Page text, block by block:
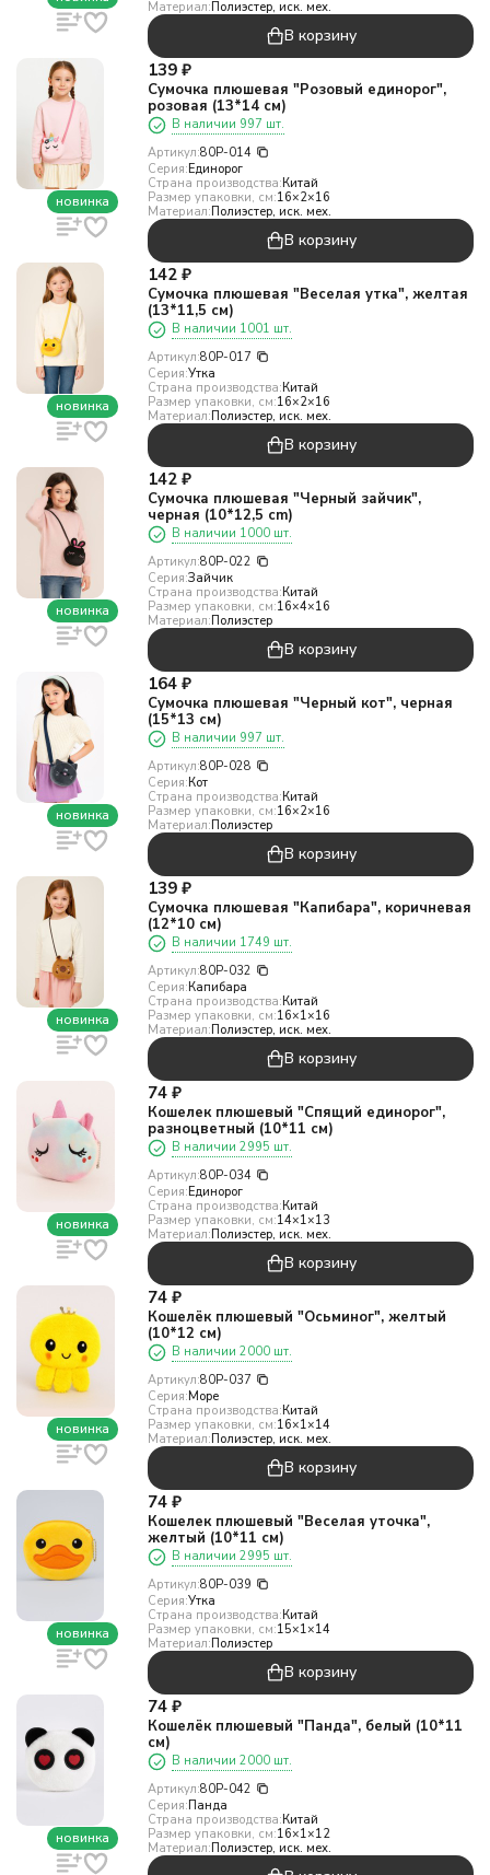
Материал:Полиэстер, иск. мех.
В корзину
новинка
139 ₽
Сумочка плюшевая "Розовый единорог",
розовая (13*14 см)
В наличии 997 шт.
Артикул:80P-014
Серия:Единорог
Страна производства:Китай
Размер упаковки, см:16×2×16
Материал:Полиэстер, иск. мех.
В корзину
новинка
142 ₽
Сумочка плюшевая "Веселая утка", желтая
(13*11,5 см)
В наличии 1001 шт.
Артикул:80P-017
Серия:Утка
Страна производства:Китай
Размер упаковки, см:16×2×16
Материал:Полиэстер, иск. мех.
В корзину
новинка
142 ₽
Сумочка плюшевая "Черный зайчик",
черная (10*12,5 cm)
В наличии 1000 шт.
Артикул:80P-022
Серия:Зайчик
Страна производства:Китай
Размер упаковки, см:16×4×16
Материал:Полиэстер
В корзину
новинка
164 ₽
Сумочка плюшевая "Черный кот", черная
(15*13 см)
В наличии 997 шт.
Артикул:80P-028
Серия:Кот
Страна производства:Китай
Размер упаковки, см:16×2×16
Материал:Полиэстер
В корзину
новинка
139 ₽
Сумочка плюшевая "Капибара", коричневая
(12*10 см)
В наличии 1749 шт.
Артикул:80P-032
Серия:Капибара
Страна производства:Китай
Размер упаковки, см:16×1×16
Материал:Полиэстер, иск. мех.
В корзину
новинка
74 ₽
Кошелек плюшевый "Спящий единорог",
разноцветный (10*11 см)
В наличии 2995 шт.
Артикул:80P-034
Серия:Единорог
Страна производства:Китай
Размер упаковки, см:14×1×13
Материал:Полиэстер, иск. мех.
В корзину
новинка
74 ₽
Кошелёк плюшевый "Осьминог", желтый
(10*12 см)
В наличии 2000 шт.
Артикул:80P-037
Серия:Море
Страна производства:Китай
Размер упаковки, см:16×1×14
Материал:Полиэстер, иск. мех.
В корзину
новинка
74 ₽
Кошелек плюшевый "Веселая уточка",
желтый (10*11 см)
В наличии 2995 шт.
Артикул:80P-039
Серия:Утка
Страна производства:Китай
Размер упаковки, см:15×1×14
Материал:Полиэстер
В корзину
новинка
74 ₽
Кошелёк плюшевый "Панда", белый (10*11
см)
В наличии 2000 шт.
Артикул:80P-042
Серия:Панда
Страна производства:Китай
Размер упаковки, см:16×1×12
Материал:Полиэстер, иск. мех.